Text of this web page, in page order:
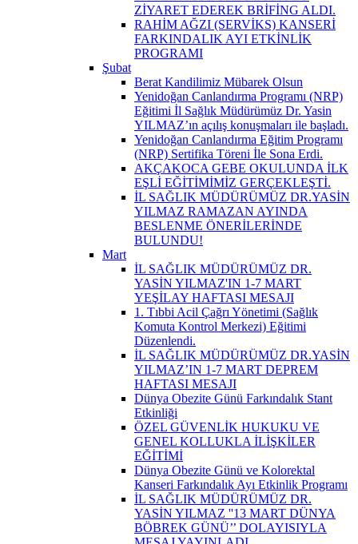
ZİYARET EDEREK BRİFİNG ALDI.
RAHİM AĞZI (SERVİKS) KANSERİ
FARKINDALIK AYI ETKİNLİK
PROGRAMI
Şubat
Berat Kandilimiz Mübarek Olsun
Yenidoğan Canlandırma Programı (NRP)
Eğitimi İl Sağlık Müdürümüz Dr. Yasin
YILMAZ’ın açılış konuşmaları ile başladı.
Yenidoğan Canlandırma Eğitim Programı
(NRP) Sertifika Töreni İle Sona Erdi.
AKÇAKOCA GEBE OKULUNDA İLK
EŞLİ EĞİTİMİMİZ GERÇEKLEŞTİ.
İL SAĞLIK MÜDÜRÜMÜZ DR.YASİN
YILMAZ RAMAZAN AYINDA
BESLENME ÖNERİLERİNDE
BULUNDU!
Mart
İL SAĞLIK MÜDÜRÜMÜZ DR.
YASİN YILMAZ'IN 1-7 MART
YEŞİLAY HAFTASI MESAJI
1. Tıbbi Acil Çağrı Yönetimi (Sağlık
Komuta Kontrol Merkezi) Eğitimi
Düzenlendi.
İL SAĞLIK MÜDÜRÜMÜZ DR.YASİN
YILMAZ’IN 1-7 MART DEPREM
HAFTASI MESAJI
Dünya Obezite Günü Farkındalık Stant
Etkinliği
ÖZEL GÜVENLİK HUKUKU VE
GENEL KOLLUKLA İLİŞKİLER
EĞİTİMİ
Dünya Obezite Günü ve Kolorektal
Kanseri Farkındalık Ayı Etkinlik Programı
İL SAĞLIK MÜDÜRÜMÜZ DR.
YASİN YILMAZ ''13 MART DÜNYA
BÖBREK GÜNÜ’’ DOLAYISIYLA